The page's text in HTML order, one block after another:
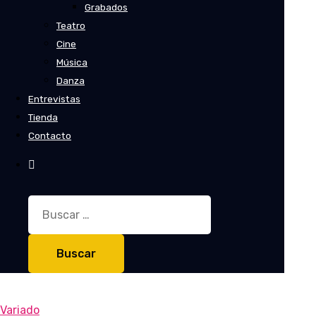
Grabados
Teatro
Cine
Música
Danza
Entrevistas
Tienda
Contacto
Buscar:
Variado